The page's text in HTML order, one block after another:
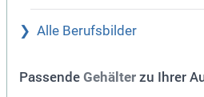
Alle Berufsbilder
Passende Gehälter zu Ihrer